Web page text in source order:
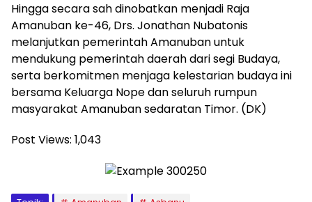
Hingga secara sah dinobatkan menjadi Raja
Amanuban ke-46, Drs. Jonathan Nubatonis
melanjutkan pemerintah Amanuban untuk
mendukung pemerintah daerah dari segi Budaya,
serta berkomitmen menjaga kelestarian budaya ini
bersama Keluarga Nope dan seluruh rumpun
masyarakat Amanuban sedaratan Timor. (DK)
Post Views: 1,043